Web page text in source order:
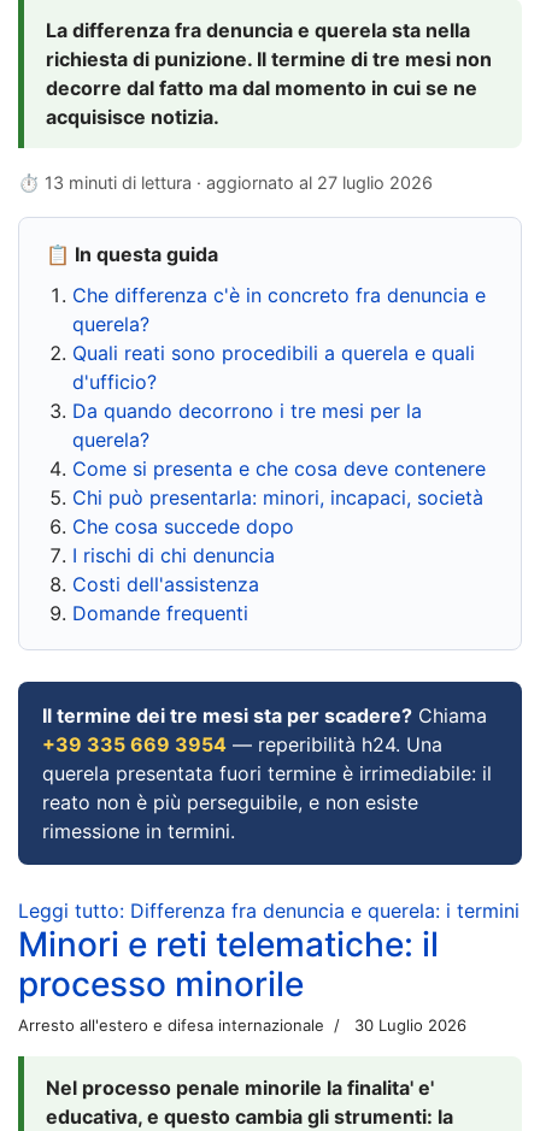
La differenza fra denuncia e querela sta nella
richiesta di punizione. Il termine di tre mesi non
decorre dal fatto ma dal momento in cui se ne
acquisisce notizia.
⏱ 13 minuti di lettura · aggiornato al 27 luglio 2026
📋 In questa guida
Che differenza c'è in concreto fra denuncia e
querela?
Quali reati sono procedibili a querela e quali
d'ufficio?
Da quando decorrono i tre mesi per la
querela?
Come si presenta e che cosa deve contenere
Chi può presentarla: minori, incapaci, società
Che cosa succede dopo
I rischi di chi denuncia
Costi dell'assistenza
Domande frequenti
Il termine dei tre mesi sta per scadere? Chiama
+39 335 669 3954 — reperibilità h24. Una
querela presentata fuori termine è irrimediabile: il
reato non è più perseguibile, e non esiste
rimessione in termini.
Leggi tutto: Differenza fra denuncia e querela: i termini
Minori e reti telematiche: il
processo minorile
Arresto all'estero e difesa internazionale 30 Luglio 2026
Nel processo penale minorile la finalita' e'
educativa, e questo cambia gli strumenti: la